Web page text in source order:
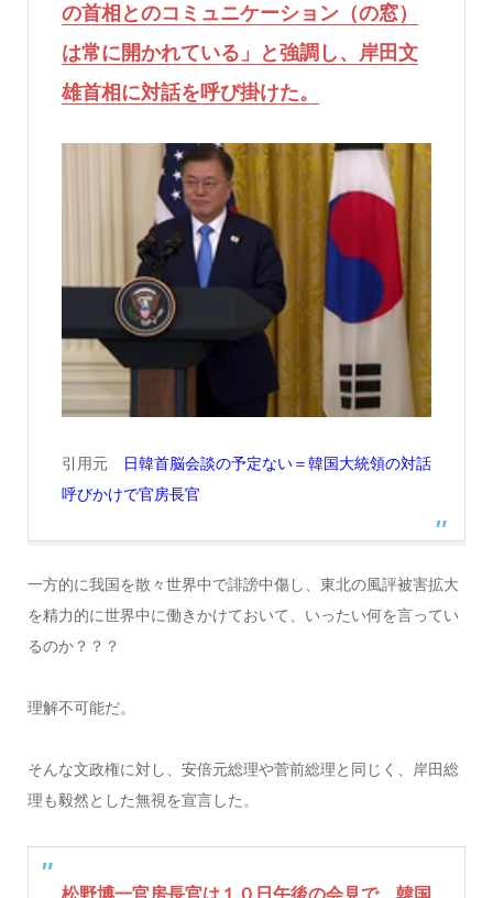
の首相とのコミュニケーション（の窓）
は常に開かれている」と強調し、岸田文
雄首相に対話を呼び掛けた。
引用元
日韓首脳会談の予定ない＝韓国大統領の対話
呼びかけで官房長官
一方的に我国を散々世界中で誹謗中傷し、東北の風評被害拡大
を精力的に世界中に働きかけておいて、いったい何を言ってい
るのか？？？
理解不可能だ。
そんな文政権に対し、安倍元総理や菅前総理と同じく、岸田総
理も毅然とした無視を宣言した。